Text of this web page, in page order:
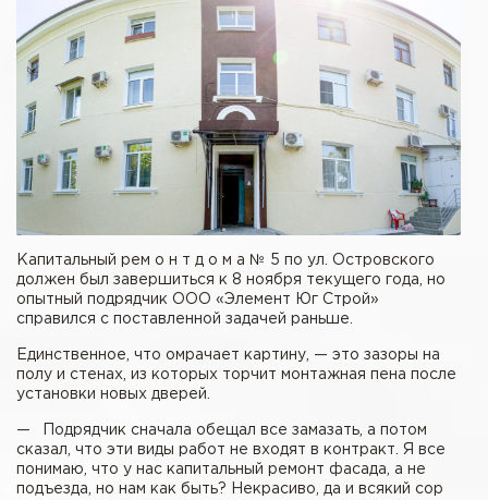
Капитальный рем о н т д о м а № 5 по ул. Островского
должен был завершиться к 8 ноября текущего года, но
опытный подрядчик ООО «Элемент Юг Строй»
справился с поставленной задачей раньше.
Единственное, что омрачает картину, — это зазоры на
полу и стенах, из которых торчит монтажная пена после
установки новых дверей.
— Подрядчик сначала обещал все замазать, а потом
сказал, что эти виды работ не входят в контракт. Я все
понимаю, что у нас капитальный ремонт фасада, а не
подъезда, но нам как быть? Некрасиво, да и всякий сор